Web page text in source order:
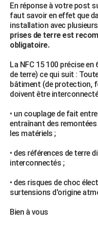
En réponse à votre post
faut savoir en effet que
installation avec
prises de terre est
obligatoire.
La NFC 15 100 précise
de terre) ce qui suit :
bâtiment (de protection,
doivent être
• un couplage de fait
entraînant des
les matériels ;
• des références de terre
interconnectés ;
• des risques de choc
surtensions d'origine
Bien à vous